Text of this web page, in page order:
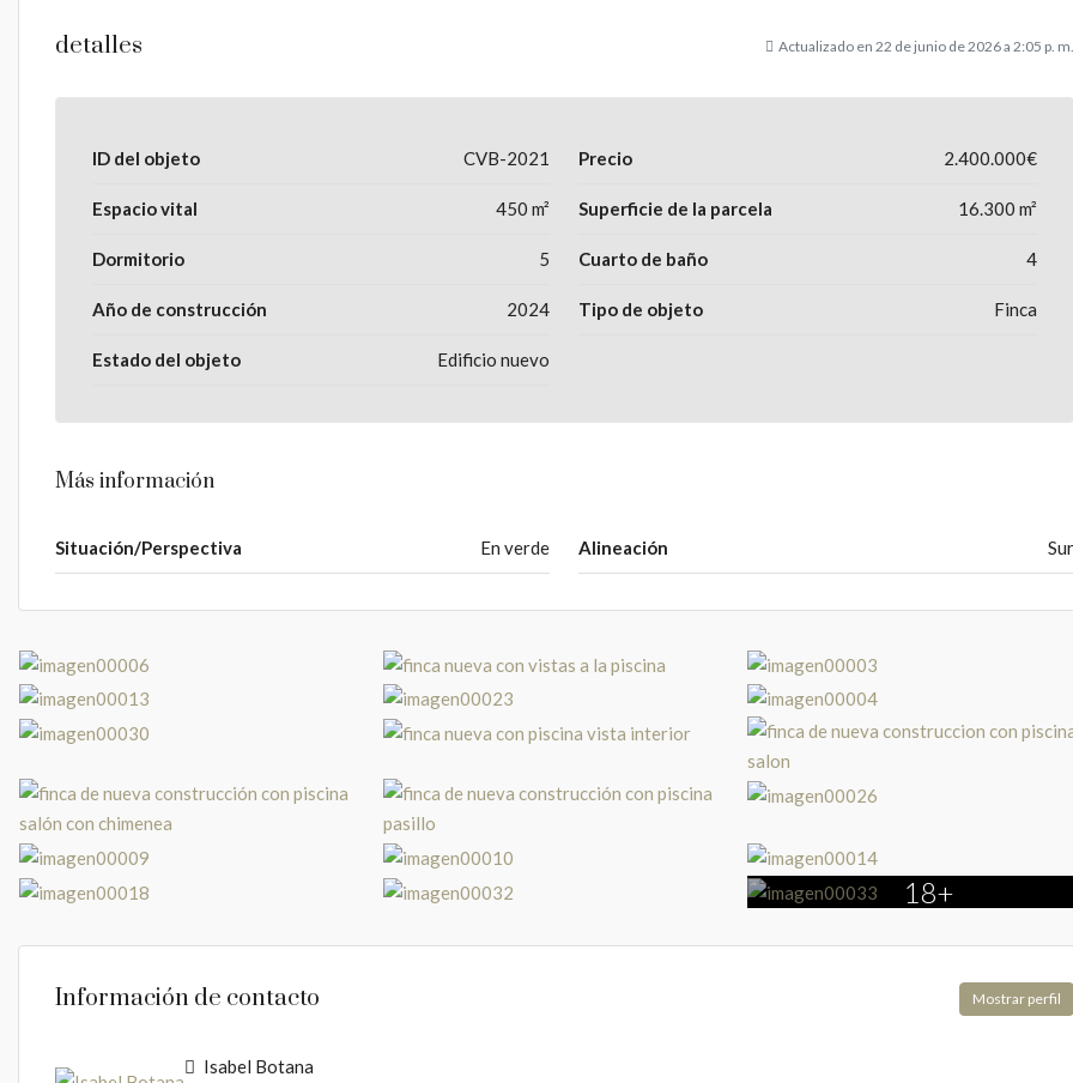
detalles Actualizado en 22 de junio de 2026 a 2:05 p. m.
ID del objeto CVB-2021 Precio 2.400.000€
Espacio vital 450 m² Superficie de la parcela 16.300 m²
Dormitorio 5 Cuarto de baño 4
Año de construcción 2024 Tipo de objeto Finca
Estado del objeto Edificio nuevo
Más información
Situación/Perspectiva En verde Alineación Sur
18+
Información de contacto Mostrar perfil
Isabel Botana